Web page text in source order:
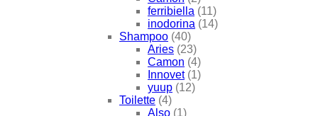
ferribiella (11)
inodorina (14)
Shampoo (40)
Aries (23)
Camon (4)
Innovet (1)
yuup (12)
Toilette (4)
Also (1)